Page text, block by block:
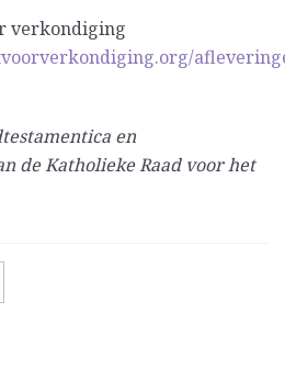
verkondiging
en
de Katholieke Raad voor het